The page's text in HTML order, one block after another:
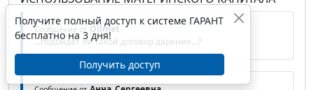
Сообщение от Ollmet
...подойдет ли такой договор дарения...?
Получите полный доступ к системе ГАРАНТ
бесплатно на 3 дня!
Получить доступ